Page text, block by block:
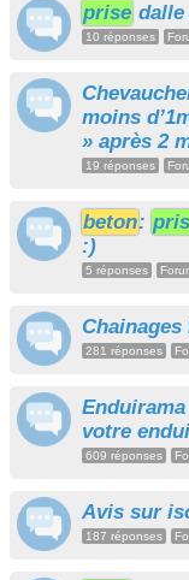
prise dalle
10 réponses
moins
» après 2
19 réponses
beton:
:)
5 réponses
281 réponses
votre
609 réponses
Avis sur
187 réponses